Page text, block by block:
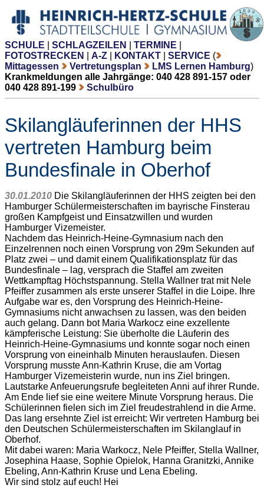
SCHULE SCHLAGZEILEN TERMINE
FOTOSTRECKEN
A-Z KONTAKT SERVICE (
Mittagessen
Vertretungsplan LMS Lernen Hamburg)
Krankmeldungen alle Jahrgänge: 040 428 891-157 oder
040 428 891-199
Schulbüro
Skilangläuferinnen der HHS
vertreten Hamburg beim
Bundesfinale in Oberhof
30.01.2010 Die Skilangläuferinnen der HHS zeigten bei den
Hamburger Schülermeisterschaften im bayrische Finsterau
großen Kampfgeist und Einsatzwillen und wurden
Hamburger Vizemeister.
Nachdem das Heinrich-Heine-Gymnasium nach den
Einzelrennen noch einen Vorsprung von 29m Sekunden auf
Platz zwei – und damit einem Qualifikationsplatz für das
Bundesfinale – lag, versprach die Staffel am zweiten
Wettkampftag Höchstspannung. Stella Wallner trat mit Nele
Pfeiffer zusammen als erste unserer Staffel in die Loipe. Ihre
Aufgabe war es, den Vorsprung des Heinrich-Heine-
Gymnasiums nicht anwachsen zu lassen, was den beiden
auch gelang. Dann bot Maria Warkocz eine exzellente
kämpferische Leistung: Sie überholte die Läuferin des
Heinrich-Heine-Gymnasiums und konnte sogar noch einen
Vorsprung von eineinhalb Minuten herauslaufen. Diesen
Vorsprung musste Ann-Kathrin Kruse, die am Vortag
Hamburger Vizemeisterin wurde, nun ins Ziel bringen.
Lautstarke Anfeuerungsrufe begleiteten Anni auf ihrer Runde.
Am Ende lief sie eine weitere Minute Vorsprung heraus. Die
Schülerinnen fielen sich im Ziel freudestrahlend in die Arme.
Das lang ersehnte Ziel ist erreicht: Wir vertreten Hamburg bei
den Deutschen Schülermeisterschaften im Skilanglauf in
Oberhof.
Mit dabei waren: Maria Warkocz, Nele Pfeiffer, Stella Wallner,
Josephina Haase, Sophie Opielok, Hanna Granitzki, Annike
Ebeling, Ann-Kathrin Kruse und Lena Ebeling.
Wir sind stolz auf euch! Hei